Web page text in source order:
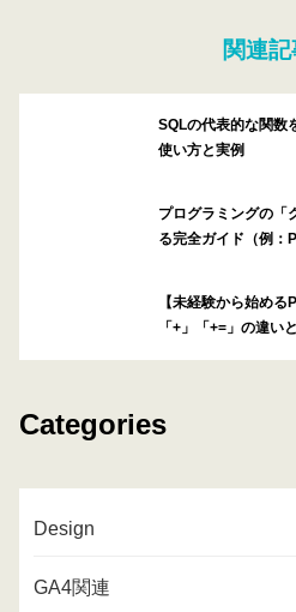
関連
SQLの代表的な関数
使い方と実例
プログラミングの「
る完全ガイド（例：
【未経験から始め
「+」「+=」の違い
Categories
Design
GA4関連